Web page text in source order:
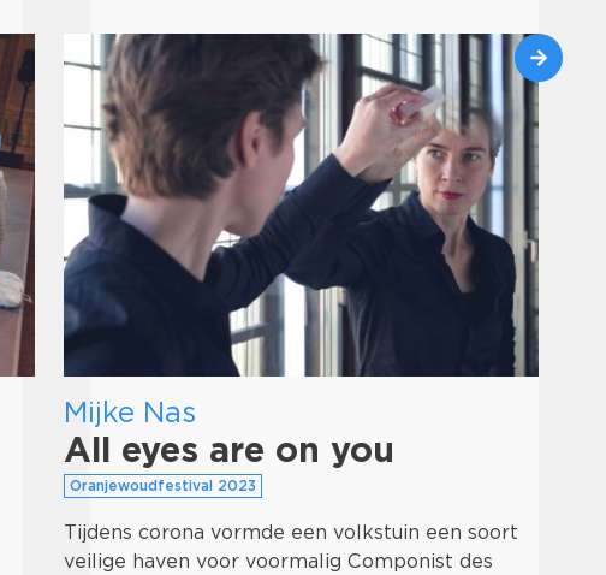
Mijke Nas
All eyes are on you
Oranjewoudfestival 2023
Tijdens corona vormde een volkstuin een soort
veilige haven voor voormalig Componist des